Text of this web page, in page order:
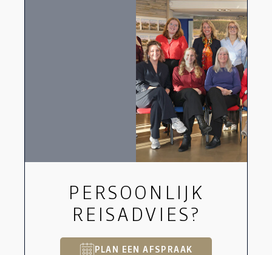
PERSOONLIJK
REISADVIES?
PLAN EEN AFSPRAAK